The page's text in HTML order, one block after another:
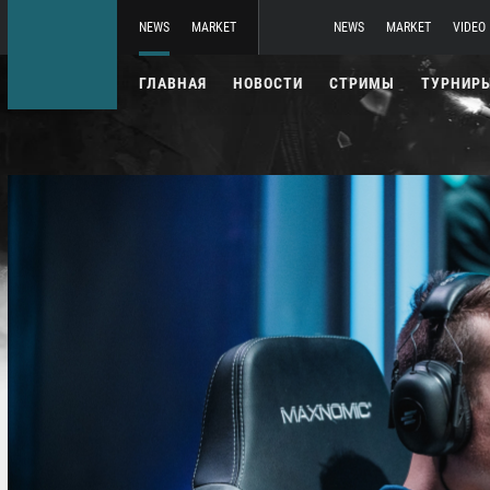
NEWS MARKET NEWS MARKET VIDEO
ГЛАВНАЯ НОВОСТИ СТРИМЫ